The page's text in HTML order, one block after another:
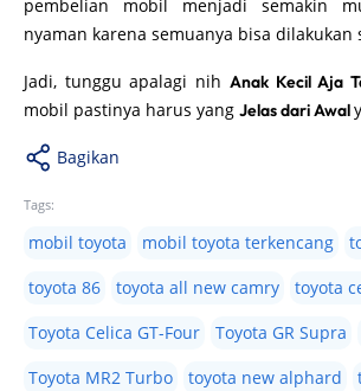
pembelian mobil menjadi semakin
nyaman karena semuanya bisa dilakukan
Jadi, tunggu apalagi nih Anak Kecil Aja
mobil pastinya harus yang Jelas dari Awal
Bagikan
Tags:
mobil toyota mobil toyota terkencang
toyota 86
toyota all new camry
toyota
Toyota Celica GT-Four
Toyota GR Supra
Toyota MR2 Turbo
toyota new alphard